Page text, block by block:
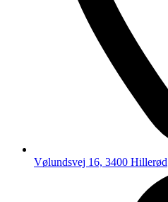
Vølundsvej 16, 3400 Hillerød